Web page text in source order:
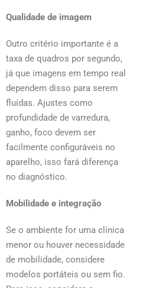
Qualidade de imagem
Outro critério importante é a
taxa de quadros por segundo,
já que imagens em tempo real
dependem disso para serem
fluídas. Ajustes como
profundidade de varredura,
ganho, foco devem ser
facilmente configuráveis no
aparelho, isso fará diferença
no diagnóstico.
Mobilidade e integração
Se o ambiente for uma clínica
menor ou houver necessidade
de mobilidade, considere
modelos portáteis ou sem fio.